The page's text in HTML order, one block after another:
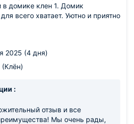
домике клен 1. Домик
всего хватает. Уютно и приятно
площадка. Рядом есть несколько
склона. Территория отеля очень
находиться там. Мангальная зона
ручка на входной двери, но нам
ребенок сам открывать не
2025 (4 дня)
(Клён)
:
отзыв и все
Мы очень рады,